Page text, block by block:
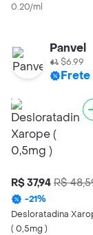
Oral 2 mg/ml 120 ml
0.20/ml
Panvel
$6.99
R$ 37,94 R$
-21%
Desloratadina
( 0,5mg )